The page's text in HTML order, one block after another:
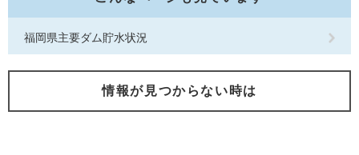
福岡県主要ダム貯水状況
情報が見つからない時は